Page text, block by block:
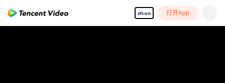
zh-cn 打开App